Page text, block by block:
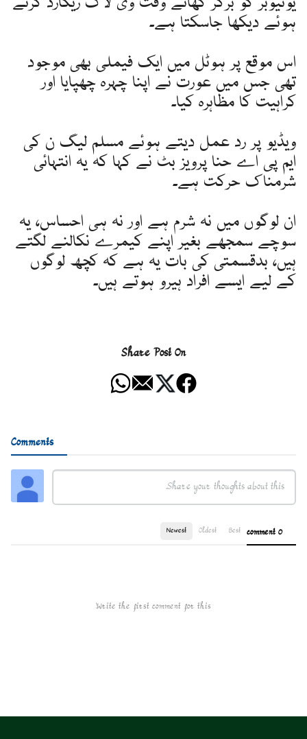
ہوئے دیکھا جاسکتا ہے۔
اس موقع پر ہوٹل میں ایک فیملی بھی موجود
تھی جس میں عورت نے اپنا چہرہ چھپایا اور
کراہیت کا مظاہرہ کیا۔
ویڈیو پر رد عمل دیتے ہوئے مسلم لیگ ن کی
ایم پی اے حنا پرویز بٹ نے کہا کہ یہ انتہائی
شرمناک حرکت ہے۔
ان لوگوں میں نہ شرم ہے اور نہ ہی احساس، یہ
سوچے سمجھے بغیر اپنے کیمرے نکالنے لگتے
ہیں، بدقسمتی کی بات یہ ہے کہ کچھ لوگوں
کے لیے ایسے افراد ہیرو ہوتے ہیں۔
Share Post On
Comments
0 comment
Best
Oldest
Newest
Write the first comment for this!